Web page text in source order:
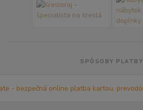
SPÔSOBY PLATBY